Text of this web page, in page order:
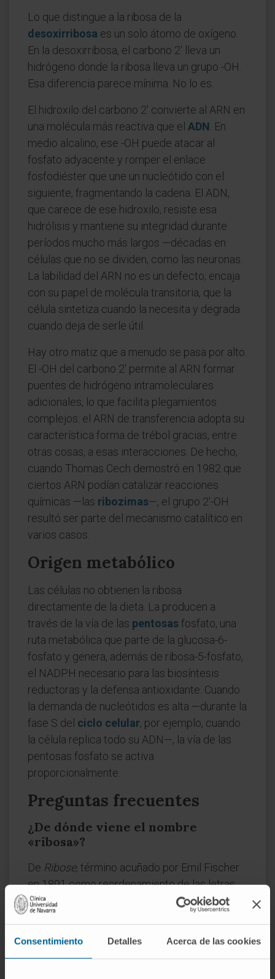
Consentimiento Detalles Acerca de las cookies
Lo que distingue a la ribosa de la
desoxirribosa es un solo átomo de oxígeno.
En la desoxirribosa, el carbono 2' lleva un
hidrógeno donde la ribosa lleva un grupo -OH.
Esa diferencia parece mínima. No lo es.
El hidroxilo del carbono 2' convierte al ARN en
una molécula más reactiva que el ADN . En
medio alcalino, ese -OH puede atacar al
fosfato adyacente y romper el enlace
fosfodiéster que une un nucleótido con el
siguiente, fragmentando la cadena. El ADN,
que carece de ese hidroxilo, resiste esa
hidrólisis y mantiene su integridad durante
períodos mucho más largos —décadas en
células que no se dividen, como las neuronas.
La labilidad del ARN no es un defecto; encaja
con su papel de molécula transitoria, que la
célula sintetiza cuando la necesita y degrada
cuando deja de serle útil.
Hay otro matiz que a menudo se pasa por alto.
El -OH del carbono 2' permite al ARN formar
puentes de hidrógeno intramoleculares
adicionales, lo que facilita plegamientos
complejos: el ARN de transferencia adopta su
característica forma de trébol gracias, entre
otras cosas, a esas interacciones. De hecho,
cuando Thomas Cech demostró en 1982 que
ciertos ARN podían catalizar reacciones
químicas —las ribozimas—, el grupo 2'-OH
resultó ser parte del mecanismo catalítico en
varios casos.
Origen metabólico
Las células no obtienen la ribosa
directamente de la dieta. La producen a
través de la vía de las pentosasfosfato, una
ruta metabólica que parte de la glucosa-6-
fosfato y genera, además de ribosa-5-fosfato,
el NADPH necesario para las biosíntesis
reductoras y la defensa antioxidante. Cuando
la demanda de nucleótidos es alta —durante la
fase S del ciclo celular, por ejemplo, cuando
la célula replica todo su ADN—, la vía de las
pentosas fosfato se activa
proporcionalmente.
Preguntas frecuentes
¿De dónde viene el nombre
«ribosa»?
De Ribose, término acuñado por Emil Fischer
en 1891 como reordenamiento de las letras
deArabinose
(arabinosa), el azúcar del que la
obtuvo por inversión estereoquímica. No tiene
¿En qué se diferencia la ribosa de